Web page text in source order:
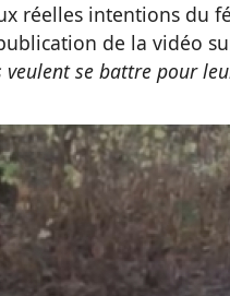
réelles intentions du
de la vidéo
veulent se battre pour